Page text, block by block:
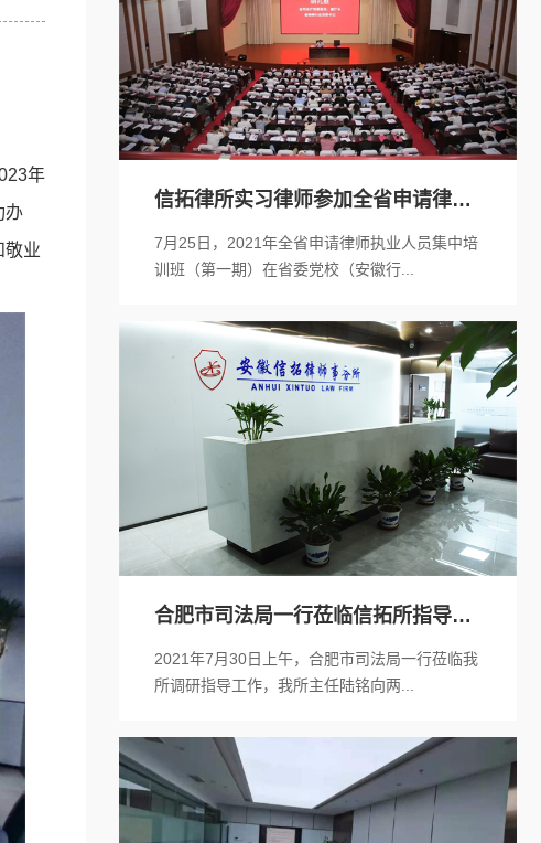
年
办
敬业
信拓律所实习律师参加全省申请律师
执业人员...
7月25日，2021年全省申请律师执业人员集中培
训班（第一期）在省委党校（安徽行...
合肥市司法局一行莅临信拓所指导工
作
2021年7月30日上午，合肥市司法局一行莅临我
所调研指导工作，我所主任陆铭向两...